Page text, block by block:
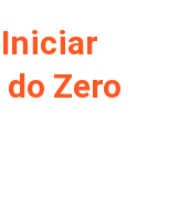
Iniciar
Zero